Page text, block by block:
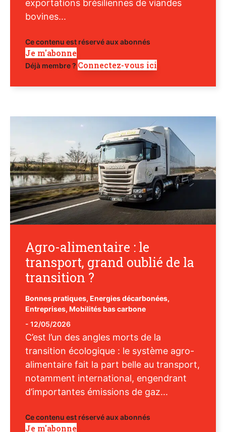
exportations brésiliennes de viandes
bovines...
Ce contenu est réservé aux abonnés
Je m'abonne
Déjà membre ? Connectez-vous ici
Agro-alimentaire : le
transport, grand oublié de la
transition ?
Bonnes pratiques, Energies décarbonées,
Entreprises, Mobilités bas carbone
- 12/05/2026
C’est l’un des angles morts de la
transition écologique : le système agro-
alimentaire fait la part belle au transport,
notamment international, engendrant
d’importantes émissions de gaz...
Ce contenu est réservé aux abonnés
Je m'abonne